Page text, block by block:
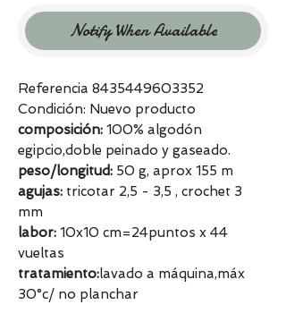
Notify When Available
Referencia 8435449603352
Condición: Nuevo producto
composición: 100% algodón
egipcio,doble peinado y gaseado.
peso/longitud: 50 g, aprox 155 m
agujas: tricotar 2,5 - 3,5 , crochet 3
mm
labor: 10x10 cm=24puntos x 44
vueltas
tratamiento:lavado a máquina,máx
30°c/ no planchar